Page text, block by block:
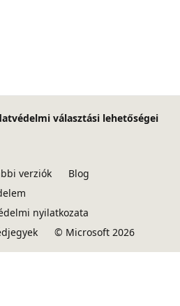
választási lehetőségei
verziók
Blog
nyilatkozata
© Microsoft 2026